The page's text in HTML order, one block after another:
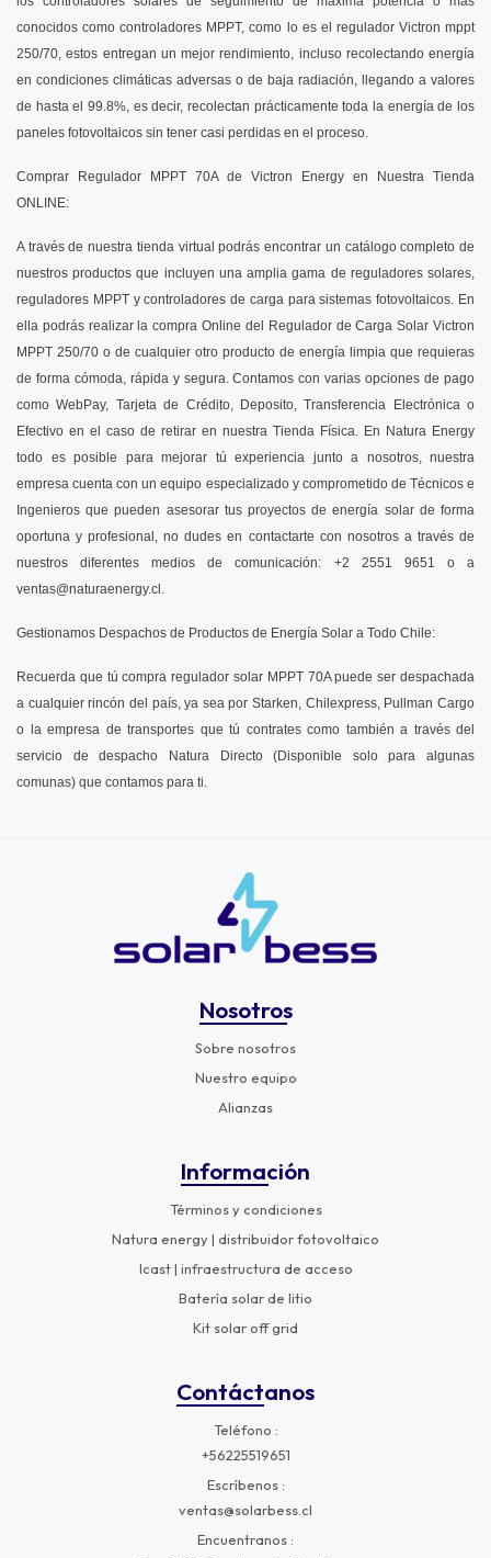
conocidos como controladores MPPT, como lo es el regulador Victron mppt
250/70, estos entregan un mejor rendimiento, incluso recolectando energía
en condiciones climáticas adversas o de baja radiación, llegando a valores
de hasta el 99.8%, es decir, recolectan prácticamente toda la energía de los
paneles fotovoltaicos sin tener casi perdidas en el proceso.
Comprar Regulador MPPT 70A de Victron Energy en Nuestra Tienda
ONLINE:
A través de nuestra tienda virtual podrás encontrar un catálogo completo de
nuestros productos que incluyen una amplia gama de reguladores solares,
reguladores MPPT y controladores de carga para sistemas fotovoltaicos. En
ella podrás realizar la compra Online del Regulador de Carga Solar Victron
MPPT 250/70 o de cualquier otro producto de energía limpia que requieras
de forma cómoda, rápida y segura. Contamos con varias opciones de pago
como WebPay, Tarjeta de Crédito, Deposito, Transferencia Electrónica o
Efectivo en el caso de retirar en nuestra Tienda Física. En Natura Energy
todo es posible para mejorar tú experiencia junto a nosotros, nuestra
empresa cuenta con un equipo especializado y comprometido de Técnicos e
Ingenieros que pueden asesorar tus proyectos de energía solar de forma
oportuna y profesional, no dudes en contactarte con nosotros a través de
nuestros diferentes medios de comunicación: +2 2551 9651 o a
ventas@naturaenergy.cl .
Gestionamos Despachos de Productos de Energía Solar a Todo Chile:
Recuerda que tú compra regulador solar MPPT 70A puede ser despachada
a cualquier rincón del país, ya sea por Starken, Chilexpress, Pullman Cargo
o la empresa de transportes que tú contrates como también a través del
servicio de despacho Natura Directo (Disponible solo para algunas
comunas) que contamos para ti.
Nosotros
Sobre nosotros
Nuestro equipo
Alianzas
Información
Términos y condiciones
Natura energy | distribuidor fotovoltaico
Icast | infraestructura de acceso
Batería solar de litio
Kit solar off grid
Contáctanos
Teléfono
+56225519651
Escríbenos
ventas@solarbess.cl
Encuentranos